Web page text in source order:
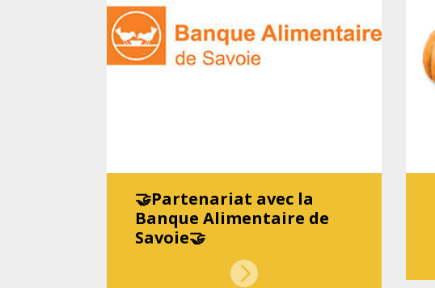
🤝Partenariat avec la
Banque Alimentaire de
Savoie🤝